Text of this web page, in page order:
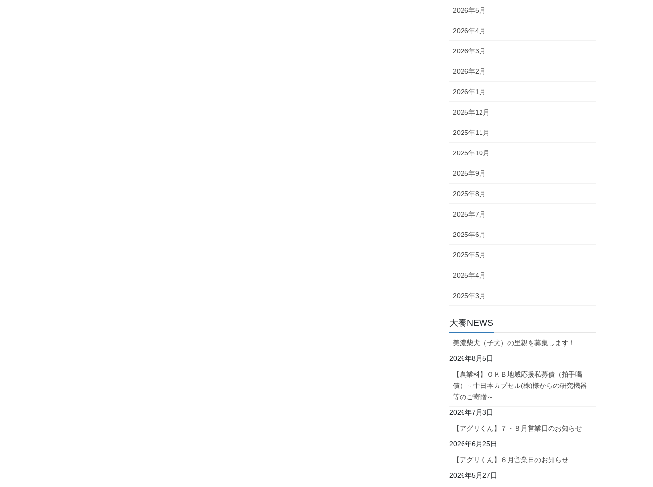
2026年5月
2026年4月
2026年3月
2026年2月
2026年1月
2025年12月
2025年11月
2025年10月
2025年9月
2025年8月
2025年7月
2025年6月
2025年5月
2025年4月
2025年3月
大養NEWS
美濃柴犬（子犬）の里親を募集します！
2026年8月5日
【農業科】ＯＫＢ地域応援私募債（拍手喝
債）～中日本カプセル(株)様からの研究機器
等のご寄贈～
2026年7月3日
【アグリくん】７・８月営業日のお知らせ
2026年6月25日
【アグリくん】６月営業日のお知らせ
2026年5月27日